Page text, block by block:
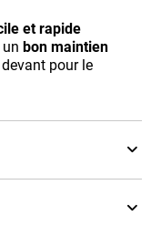
et rapide
bon maintien
pour le